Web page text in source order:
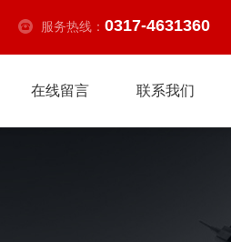
服务热线： 0317-4631360
在线留言 联系我们